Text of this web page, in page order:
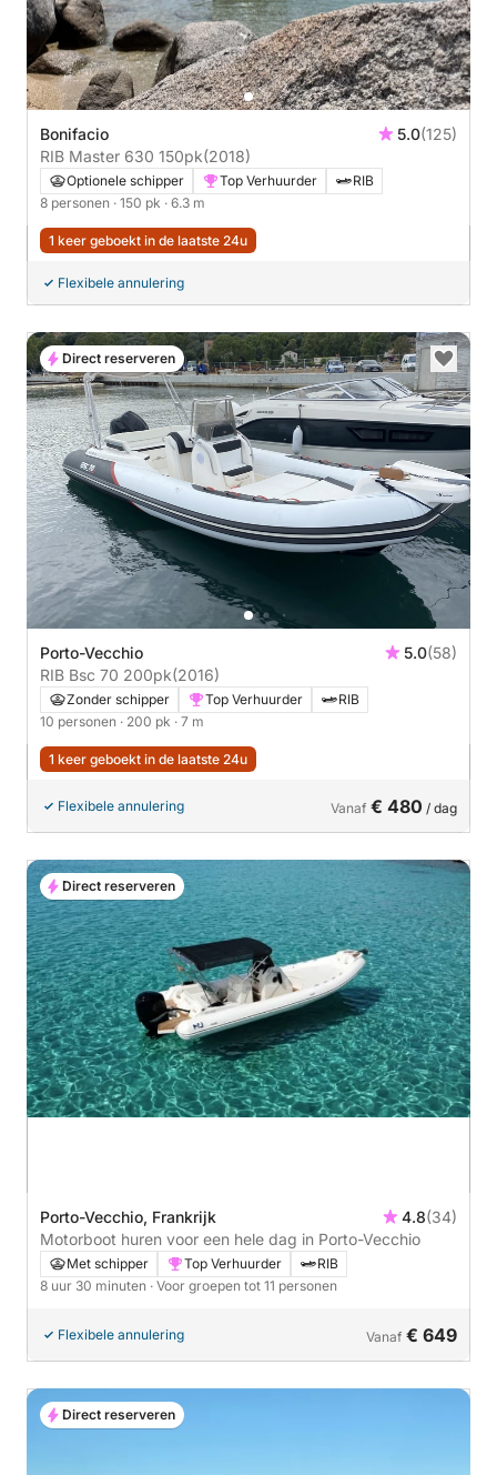
Bonifacio 5.0(125)
RIB Master 630 150pk(2018)
Optionele schipper Top Verhuurder
RIB
8 personen · 150 pk · 6.3 m
1 keer geboekt in de laatste 24u
Flexibele annulering
Porto-Vecchio 5.0(58)
RIB Bsc 70 200pk(2016)
Zonder schipper Top Verhuurder
RIB
10 personen · 200 pk · 7 m
1 keer geboekt in de laatste 24u
Flexibele annulering Vanaf € 480 / dag
Direct reserveren
Porto-Vecchio, Frankrijk 4.8(34)
Motorboot huren voor een hele dag in Porto-Vecchio
Met schipper Top Verhuurder
RIB
8 uur 30 minuten · Voor groepen tot 11 personen
Flexibele annulering Vanaf € 649
Direct reserveren
Direct reserveren